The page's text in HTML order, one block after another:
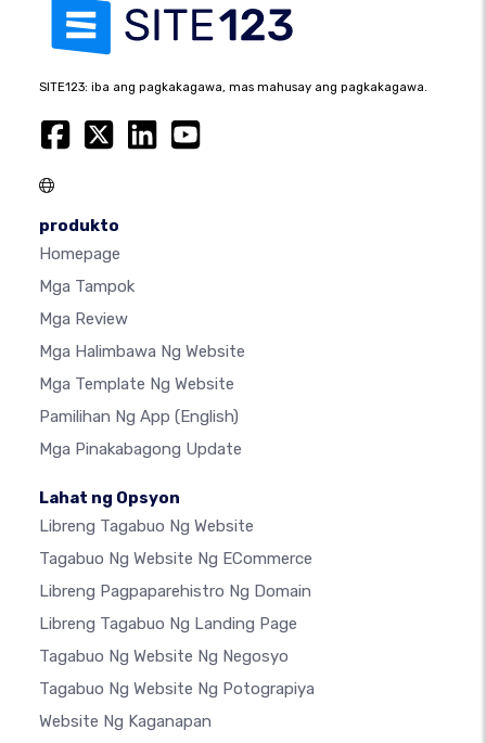
SITE123: iba ang pagkakagawa, mas mahusay ang pagkakagawa.
produkto
Homepage
Mga Tampok
Mga Review
Mga Halimbawa Ng Website
Mga Template Ng Website
Pamilihan Ng App (English)
Mga Pinakabagong Update
Lahat ng Opsyon
Libreng Tagabuo Ng Website
Tagabuo Ng Website Ng ECommerce
Libreng Pagpaparehistro Ng Domain
Libreng Tagabuo Ng Landing Page
Tagabuo Ng Website Ng Negosyo
Tagabuo Ng Website Ng Potograpiya
Website Ng Kaganapan